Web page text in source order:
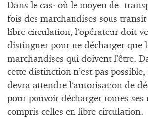
Dans le cas· où le moyen de-
fois des marchandises sous transit
libre circulation, l’opérateur doit
distinguer pour ne décharger que
marchandises qui doivent l’être.
cette distinction n’est pas
devra attendre l’autorisation de
pour pouvoir décharger toutes ses
compris celles en libre circulation.